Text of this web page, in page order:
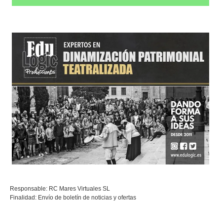
Responsable: RC Mares Virtuales SL
Finalidad: Envío de boletín de noticias y ofertas